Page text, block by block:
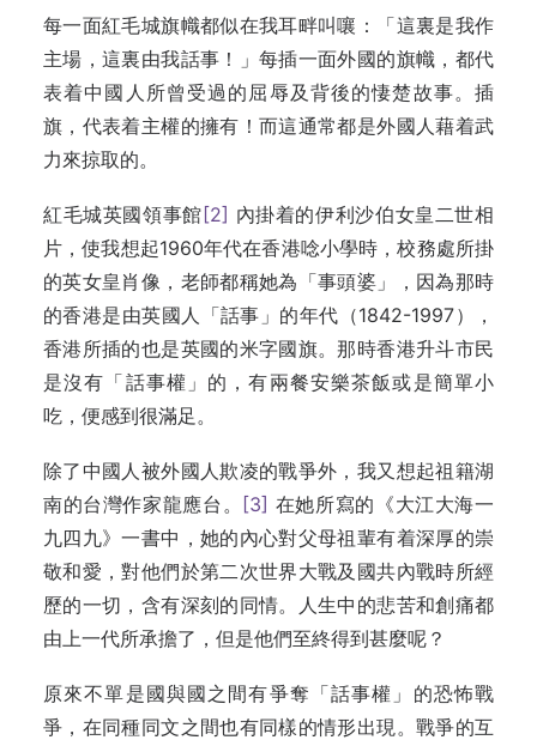
每一面紅毛城旗幟都似在我耳畔叫嚷：「這裏是我作
主場，這裏由我話事！」每插一面外國的旗幟，都代
表着中國人所曾受過的屈辱及背後的悽楚故事。插
旗，代表着主權的擁有！而這通常都是外國人藉着武
力來掠取的。
紅毛城英國領事館 [2] 內掛着的伊利沙伯女皇二世相
片，使我想起1960年代在香港唸小學時，校務處所掛
的英女皇肖像，老師都稱她為「事頭婆」，因為那時
的香港是由英國人「話事」的年代（1842-1997），
香港所插的也是英國的米字國旗。那時香港升斗市民
是沒有「話事權」的，有兩餐安樂茶飯或是簡單小
吃，便感到很滿足。
除了中國人被外國人欺凌的戰爭外，我又想起祖籍湖
南的台灣作家龍應台。
[3] 在她所寫的《大江大海一
九四九》一書中，她的內心對父母祖輩有着深厚的崇
敬和愛，對他們於第二次世界大戰及國共內戰時所經
歷的一切，含有深刻的同情。人生中的悲苦和創痛都
由上一代所承擔了，但是他們至終得到甚麼呢？
原來不單是國與國之間有爭奪「話事權」的恐怖戰
爭，在同種同文之間也有同樣的情形出現。戰爭的互